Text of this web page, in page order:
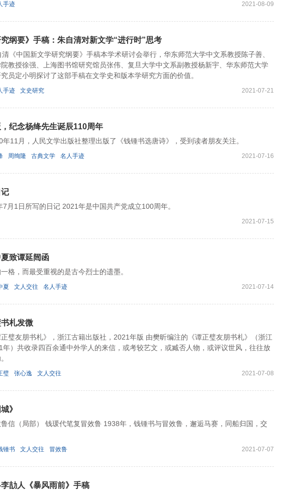
手迹 2021-08-09
究纲要》手稿：朱自清对新文学“进行时”思考
中国新文学研究纲要》手稿本学术研讨会举行，华东师范大学中文系教授陈子善、
教授徐强、上海图书馆研究馆员张伟、复旦大学中文系副教授杨新宇、华东师范大学
员定小明探讨了这部手稿在文学史和版本学研究方面的价值。
手迹 文史研究 2021-07-21
纪念杨绛先生诞辰110周年
月，人民文学出版社整理出版了《钱锺书选唐诗》，受到读者朋友关注。
周绚隆 古典文学 名人手迹 2021-07-16
1日所写的日记 2021年是中国共产党成立100周年。
2021-07-15
致谭延闿函
，而最受重视的是古今烈士的遗墨。
夏 文人交往 名人手迹 2021-07-14
札发微
友朋书札》，浙江古籍出版社，2021年版 由樊昕编注的《谭正璧友朋书札》（浙江
年）共收录四百余通中外学人的来信，或考较艺文，或臧否人物，或评议世风，往往放
璧 张心逸 文人交往 2021-07-08
》
（局部） 钱瑗代笔复冒效鲁 1938年，钱锺书与冒效鲁，邂逅马赛，同船归国，交
锺书 文人交往 冒效鲁 2021-07-07
劼人《暴风雨前》手稿